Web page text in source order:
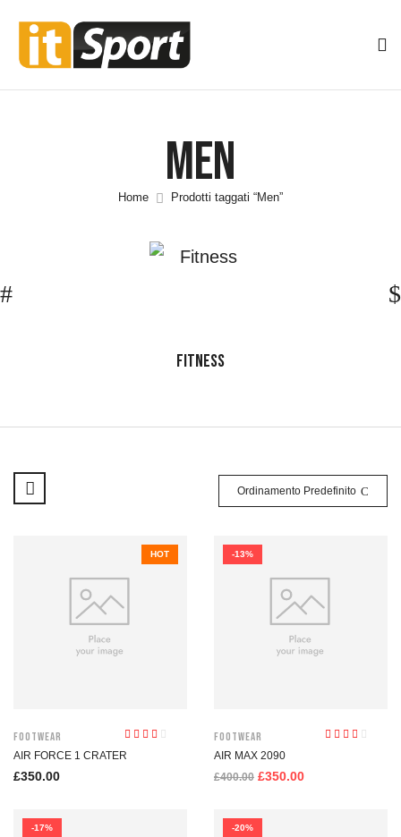
Men
Home Prodotti taggati “Men”
FITNESS
Ordinamento Predefinito
HOT
Footwear
Valutato
2.66
AIR FORCE 1 CRATER
£350.00
-13%
Footwear
AIR MAX 2090
£400.00 £350.00
-17% -20%